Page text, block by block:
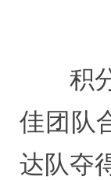
积
佳团队
达队夺